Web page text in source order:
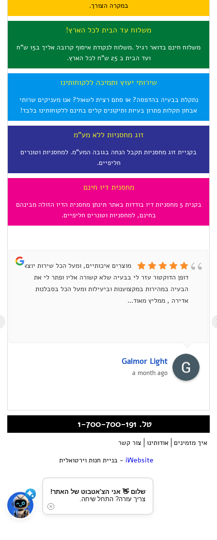
במקרה הצורך.
משלוח עד הבית לכל הארץ!
משלוח חינם בדואר רגיל .משלוח לנקודת איסוף קרובה אליך ב15 ש"ח
ועד הבית ב 25 ש"ח לכל הארץ.
שירותי יעוץ ותמיכה ללקוחותינו
נתקלת בבעיה בהדפסה? או סתם רצית לשאול? אנו מעניקים שרותי
אבחון תקלות פתרון בעיות ותיקונים קלים בחינם ללקוחותינו בלבד!
זוג מחסניות ללא מע"מ
בקניית זוג מחסניות תקבל הנחה בגובה המע"מ. למחסניות וטונרים
חליפיים.
מחסנית דיו חינם
בקנית 5 מחסניות דיו בודדות באתר תינתן מחסנית הדיו הזולה מבינהם
בחינם, למחסניות וטונרים חליפיים.
מוצרים איכותיים, ומעל הכל שירות יוצא
דופן הדוקטור עזר לי בבעיה שלא קשורה אליו ופתר לי את
הבעיה במהירות במקצוענות וביעילות ומעל הכל בסבלנות
אדירה , ממליץ מאוד...
Galmor Light
a month ago
טל. 1-700-700-191
איך מזמינים אודותינו צור קשר
iWebsite- בניית חנות וירטואלית
שלום 👋 אני הצ'אטבוט של האתר!
צריך עזרה? התחל שיחה.